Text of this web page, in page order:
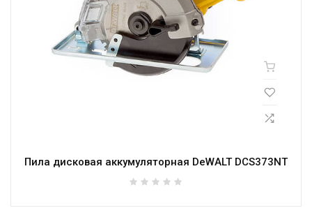
Пила дисковая аккумуляторная DeWALT DCS373NT